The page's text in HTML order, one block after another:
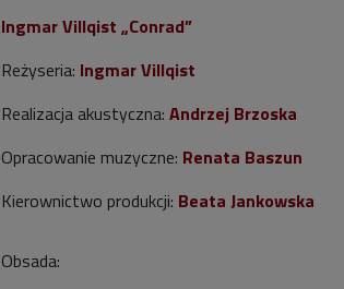
Ingmar Villqist „Conrad”
Reżyseria: Ingmar Villqist
Realizacja akustyczna: Andrzej Brzoska
Opracowanie muzyczne: Renata Baszun
Kierownictwo produkcji: Beata Jankowska
Obsada: